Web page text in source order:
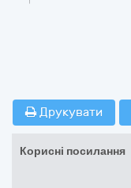
Друкувати
Корисні посилання